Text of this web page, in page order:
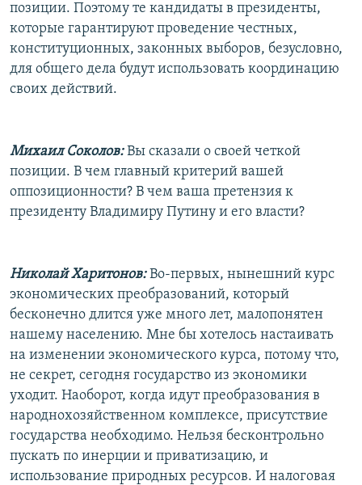
позиции. Поэтому те кандидаты в президенты,
которые гарантируют проведение честных,
конституционных, законных выборов, безусловно,
для общего дела будут использовать координацию
своих действий.
Михаил Соколов:Вы сказали о своей четкой
позиции. В чем главный критерий вашей
оппозиционности? В чем ваша претензия к
президенту Владимиру Путину и его власти?
Николай Харитонов:Во-первых, нынешний курс
экономических преобразований, который
бесконечно длится уже много лет, малопонятен
нашему населению. Мне бы хотелось настаивать
на изменении экономического курса, потому что,
не секрет, сегодня государство из экономики
уходит. Наоборот, когда идут преобразования в
народнохозяйственном комплексе, присутствие
государства необходимо. Нельзя бесконтрольно
пускать по инерции и приватизацию, и
использование природных ресурсов. И налоговая